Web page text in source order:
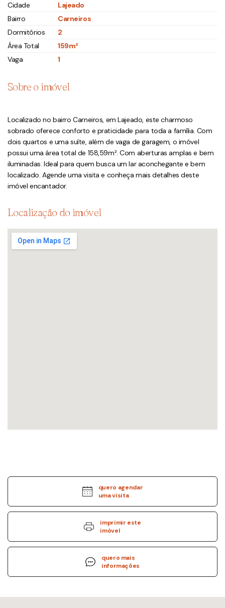
Cidade
Lajeado
Bairro
Carneiros
Dormitórios
2
Área Total
159m²
Vaga
1
Sobre o imóvel
Localizado no bairro Carneiros, em Lajeado, este charmoso
sobrado oferece conforto e praticidade para toda a família. Com
dois quartos e uma suíte, além de vaga de garagem, o imóvel
possui uma área total de 158,59m². Com aberturas amplas e bem
iluminadas. Ideal para quem busca um lar aconchegante e bem
localizado. Agende uma visita e conheça mais detalhes deste
imóvel encantador.
Localização do imóvel
quero agendar
uma visita
imprimir este
imóvel
quero mais
informações